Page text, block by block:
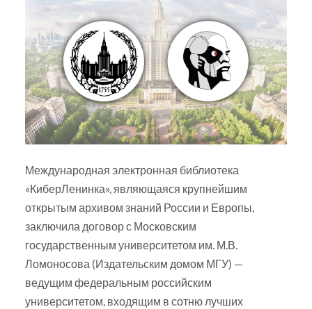
Международная электронная библиотека
«КиберЛенинка», являющаяся крупнейшим
открытым архивом знаний России и Европы,
заключила договор с Московским
государственным университетом им. М.В.
Ломоносова (Издательским домом МГУ) —
ведущим федеральным российским
университетом, входящим в сотню лучших